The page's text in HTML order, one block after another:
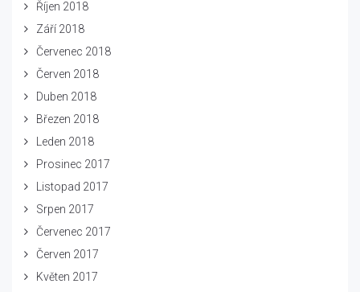
Říjen 2018
Září 2018
Červenec 2018
Červen 2018
Duben 2018
Březen 2018
Leden 2018
Prosinec 2017
Listopad 2017
Srpen 2017
Červenec 2017
Červen 2017
Květen 2017